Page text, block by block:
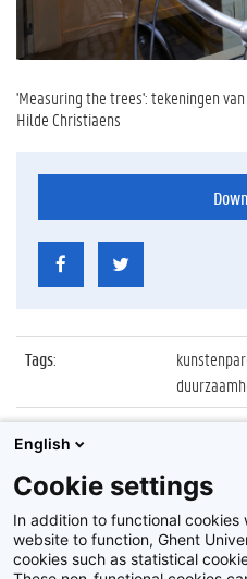
'Measuring the trees': tekeningen
Hilde Christiaens
Tags:
Datum:
23
Identificatienummer
Album:
English
Cookie settings
In addition to functional cookies
website to function, Ghent
cookies such as statistical